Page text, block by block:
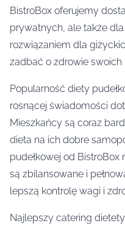
BistroBox oferujemy
prywatnych, ale także
rozwiązaniem dla
zadbać o zdrowie swoich
Popularność diety
rosnącej świadomości
Mieszkańcy są coraz
dieta na ich dobre
pudełkowej od BistroBox
są zbilansowane i
lepszą kontrolę wagi i
Najlepszy catering